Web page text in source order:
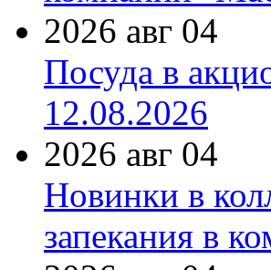
2026 авг 04
Посуда в
12.08.2026
2026 авг 04
Новинки в
запекания в